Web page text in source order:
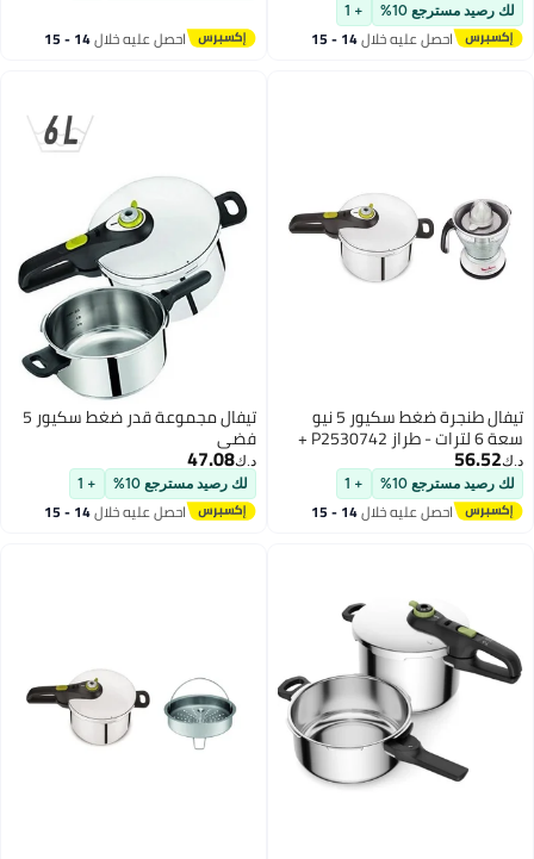
+ 1
خلال 14 - 15 احصل عليه خلال 14 - 15
تيفال طنجرة ضغط سكيور 5 نيو
سعة 6 لترات - طراز P2530742 +
أسود - طراز
+ 1
خلال 14 - 15
تيفال مجموعة قدر ضغط سكيور 5
فضي
47.08
لك رصيد مسترجع 10% + 1
احصل عليه خلال 14 - 15